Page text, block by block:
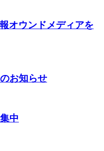
オウンドメディアを
お知らせ
中